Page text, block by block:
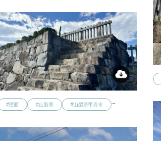
#壁面 #山梨県 #山梨県甲府市 …